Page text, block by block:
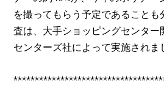
を撮ってもらう予定であることも
査は、大手ショッピングセンター
センターズ社によって実施されま